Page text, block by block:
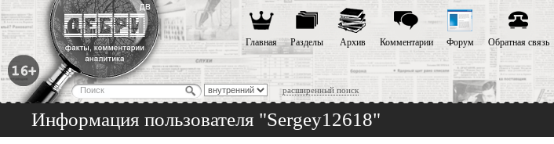
расширенный поиск
Главная Разделы Архив Комментарии Форум Обратная связь
Информация пользователя "Sergey12618"